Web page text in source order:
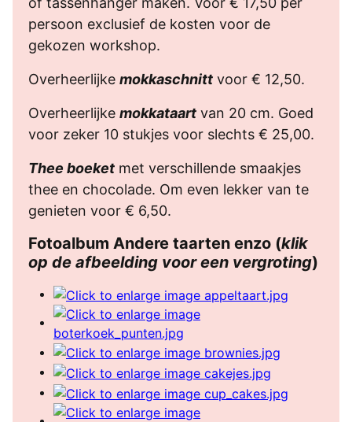
persoon exclusief de kosten voor de
gekozen workshop.
Overheerlijke mokkaschnitt voor € 12,50.
Overheerlijke mokkataart van 20 cm. Goed
voor zeker 10 stukjes voor slechts € 25,00.
Thee boeket met verschillende smaakjes
thee en chocolade. Om even lekker van te
genieten voor € 6,50.
Fotoalbum Andere taarten enzo (klik
op de afbeelding voor een vergroting)